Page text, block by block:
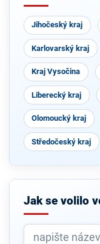
Jihočeský kraj
Karlovarský kraj
Kraj Vysočina
Liberecký kraj
Olomoucký kraj
Středočeský kraj
Jak se volilo